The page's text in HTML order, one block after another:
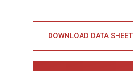
DOWNLOAD DATA SHEET